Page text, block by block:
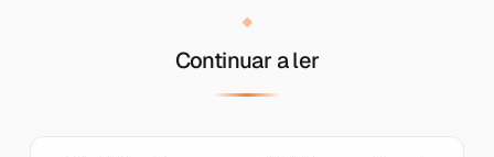
Continuar a ler